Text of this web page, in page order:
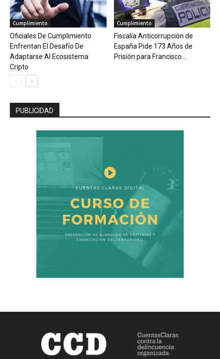
Cumplimiento
Oficiales De Cumplimiento
Enfrentan El Desafío De
Adaptarse Al Ecosistema
Cripto
Cumplimiento
Fiscalía Anticorrupción de
España Pide 173 Años de
Prisión para Francisco...
PUBLICIDAD